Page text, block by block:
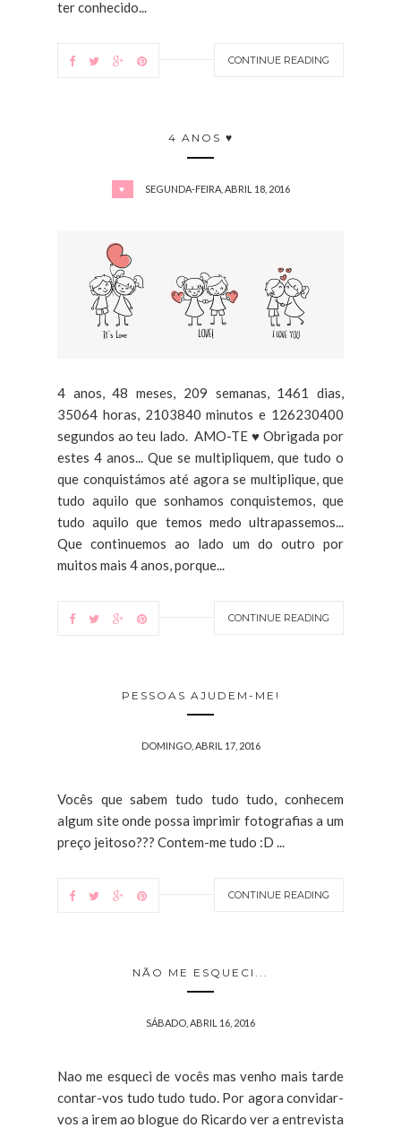
ter conhecido...
CONTINUE READING
4 ANOS ♥
♥ SEGUNDA-FEIRA, ABRIL 18, 2016
4 anos, 48 meses, 209 semanas, 1461 dias,
35064 horas, 2103840 minutos e 126230400
segundos ao teu lado. AMO-TE ♥ Obrigada por
estes 4 anos... Que se multipliquem, que tudo o
que conquistámos até agora se multiplique, que
tudo aquilo que sonhamos conquistemos, que
tudo aquilo que temos medo ultrapassemos...
Que continuemos ao lado um do outro por
muitos mais 4 anos, porque...
CONTINUE READING
PESSOAS AJUDEM-ME!
DOMINGO, ABRIL 17, 2016
Vocês que sabem tudo tudo tudo, conhecem
algum site onde possa imprimir fotografias a um
preço jeitoso??? Contem-me tudo :D ...
CONTINUE READING
NÃO ME ESQUECI...
SÁBADO, ABRIL 16, 2016
Nao me esqueci de vocês mas venho mais tarde
contar-vos tudo tudo tudo. Por agora convidar-
vos a irem ao blogue do Ricardo ver a entrevista